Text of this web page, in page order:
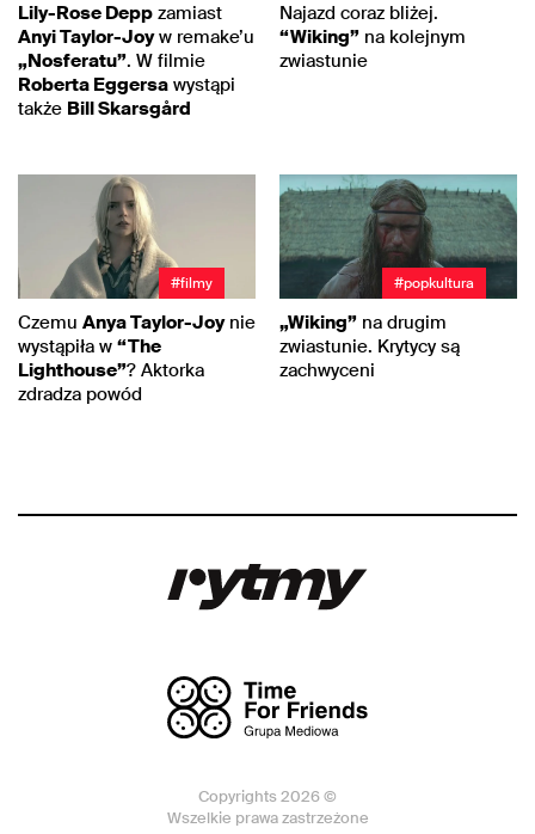
Lily-Rose Depp zamiast
Anyi Taylor-Joyw remake’u
„Nosferatu”. W filmie
Roberta Eggersa wystąpi
także Bill Skarsgård
Najazd coraz bliżej.
“Wiking” na kolejnym
zwiastunie
#filmy
Czemu Anya Taylor-Joynie
wystąpiła w “The
Lighthouse”? Aktorka
zdradza powód
#popkultura
„Wiking” na drugim
zwiastunie. Krytycy są
zachwyceni
Copyrights 2026 ©
Wszelkie prawa zastrzeżone